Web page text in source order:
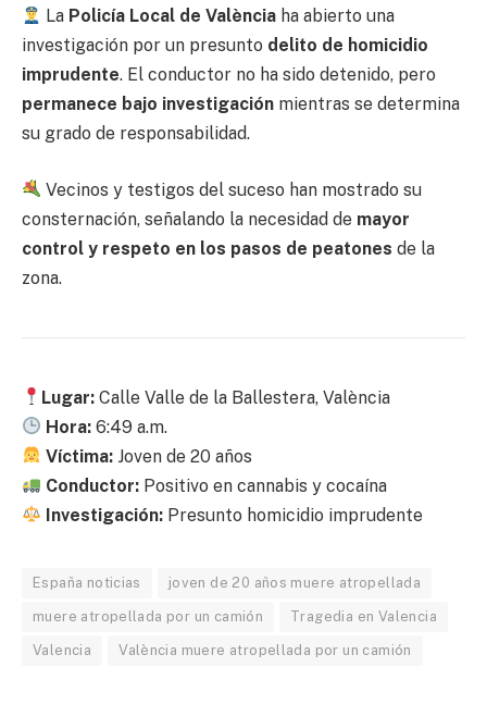
La Policía Local de València ha abierto una
investigación por un presunto delito de homicidio
imprudente. El conductor no ha sido detenido, pero
permanece bajo investigación mientras se determina
su grado de responsabilidad.
Vecinos y testigos del suceso han mostrado su
consternación, señalando la necesidad de mayor
control y respeto en los pasos de peatones de la
zona.
Lugar: Calle Valle de la Ballestera, València
Hora: 6:49 a.m.
Víctima: Joven de 20 años
Conductor: Positivo en cannabis y cocaína
Investigación: Presunto homicidio imprudente
España noticias joven de 20 años muere atropellada
muere atropellada por un camión Tragedia en Valencia
Valencia València muere atropellada por un camión